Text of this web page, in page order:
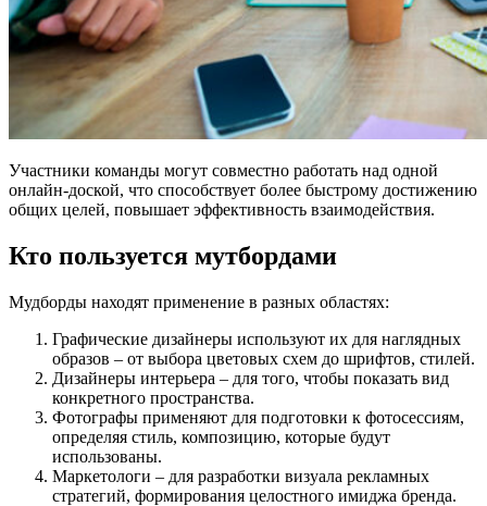
Участники команды могут совместно работать над одной
онлайн-доской, что способствует более быстрому достижению
общих целей, повышает эффективность взаимодействия.
Кто пользуется мутбордами
Мудборды находят применение в разных областях:
Графические дизайнеры используют их для наглядных
образов – от выбора цветовых схем до шрифтов, стилей.
Дизайнеры интерьера – для того, чтобы показать вид
конкретного пространства.
Фотографы применяют для подготовки к фотосессиям,
определяя стиль, композицию, которые будут
использованы.
Маркетологи – для разработки визуала рекламных
стратегий, формирования целостного имиджа бренда.